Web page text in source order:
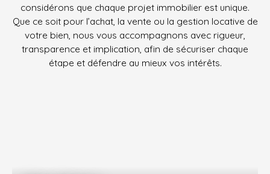
considérons que chaque projet immobilier est unique.
Que ce soit pour l’achat, la vente ou la gestion locative de
votre bien, nous vous accompagnons avec rigueur,
transparence et implication, afin de sécuriser chaque
étape et défendre au mieux vos intérêts.